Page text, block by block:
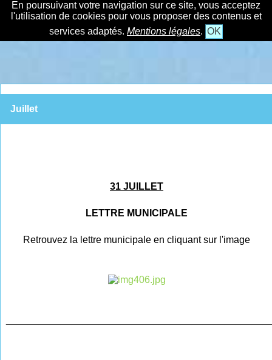
En poursuivant votre navigation sur ce site, vous acceptez
l'utilisation de cookies pour vous proposer des contenus et
services adaptés. Mentions légales. OK
Juillet
31 JUILLET
LETTRE MUNICIPALE
Retrouvez la lettre municipale en cliquant sur l'image